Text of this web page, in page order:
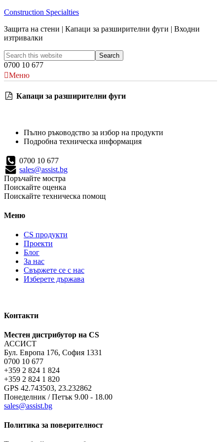
Construction Specialties
Защита на стени | Капаци за разширителни фуги | Входни
изтривалки
0700 10 677
Меню
Капаци за разширителни фуги
Пълно ръководство за избор на продукти
Подробна техническа информация
0700 10 677
sales@assist.bg
Поръчайте мостра
Поискайте оценка
Поискайте техническа помощ
Меню
CS продукти
Проекти
Блог
За нас
Свържете се с нас
Изберете държава
Контакти
Местен дистрибутор на CS
АССИСТ
Бул. Европа 176, София 1331
0700 10 677
+359 2 824 1 824
+359 2 824 1 820
GPS 42.743503, 23.232862
Понеделник / Петък 9.00 - 18.00
sales@assist.bg
Политика за поверителност